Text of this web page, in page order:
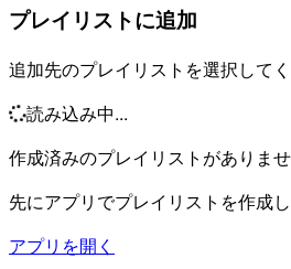
プレイリストに追加
追加先のプレイリストを選択してく
読み込み中...
作成済みのプレイリストがありま
先にアプリでプレイリストを作成し
アプリを開く